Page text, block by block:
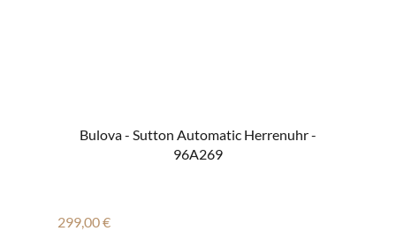
Bulova - Sutton Automatic Herrenuhr -
96A269
Regulärer Preis:
299,00 €